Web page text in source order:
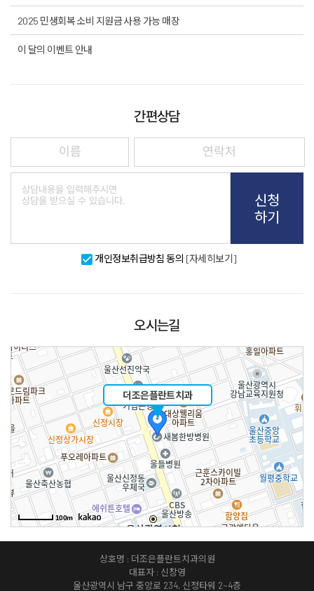
2025 민생회복 소비 지원금 사용 가능 매장
이 달의 이벤트 안내
간편상담
신청
하기
개인정보취급방침 동의 [자세히보기]
오시는길
더조은플란트치과
100m
상호명 : 더조은플란트치과의원
대표자 : 신창영
울산광역시 남구 중앙로 234, 신정타워 2~4층